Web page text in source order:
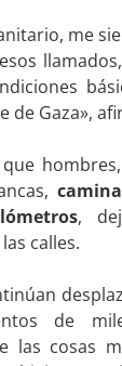
me
de Gaza»,
,
calles.
de
las cosas